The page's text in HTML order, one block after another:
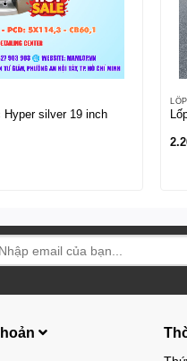
Hyper silver 19 inch